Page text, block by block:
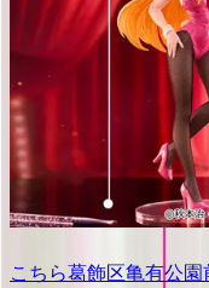
こちら葛飾区亀有